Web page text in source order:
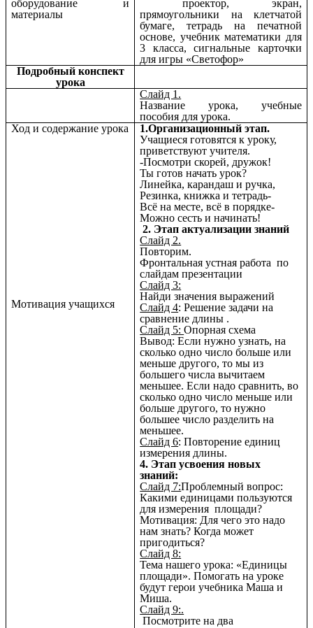
оборудование и
материалы
проектор, экран,
прямоугольники на клетчатой
бумаге, тетрадь на печатной
основе, учебник математики для
3 класса, сигнальные карточки
для игры «Светофор»
Подробный конспект
урока
Слайд 1.
Название урока, учебные
пособия для урока.
Ход и содержание урока
Мотивация учащихся
1.Организационный этап.
Учащиеся готовятся к уроку,
приветствуют учителя.
-Посмотри скорей, дружок!
Ты готов начать урок?
Линейка, карандаш и ручка,
Резинка, книжка и тетрадь-
Всё на месте, всё в порядке-
Можно сесть и начинать!
2. Этап актуализации знаний
Слайд 2.
Повторим.
Фронтальная устная работа по
слайдам презентации
Слайд 3:
Найди значения выражений
Слайд 4: Решение задачи на
сравнение длины .
Слайд 5:Опорная схема
Вывод: Если нужно узнать, на
сколько одно число больше или
меньше другого, то мы из
большего числа вычитаем
меньшее. Если надо сравнить, во
сколько одно число меньше или
больше другого, то нужно
большее число разделить на
меньшее.
Слайд 6: Повторение единиц
измерения длины.
4. Этап усвоения новых
знаний:
Слайд 7:Проблемный вопрос:
Какими единицами пользуются
для измерения площади?
Мотивация: Для чего это надо
нам знать? Когда может
пригодиться?
Слайд 8:
Тема нашего урока: «Единицы
площади». Помогать на уроке
будут герои учебника Маша и
Миша.
Слайд 9:.
Посмотрите на два